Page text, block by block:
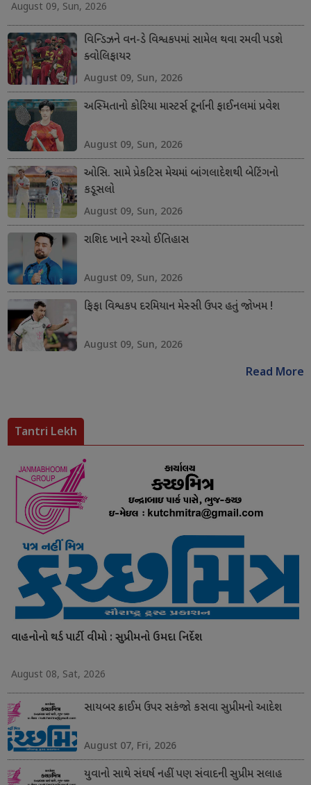
August 09, Sun, 2026
વિન્ડિઝને વન-ડે વિશ્વકપમાં સામેલ થવા રમવી પડશે
ક્વોલિફાયર
August 09, Sun, 2026
અસ્મિતાનો કોરિયા માસ્ટર્સ ટૂર્નાની ફાઈનલમાં પ્રવેશ
August 09, Sun, 2026
ઓસિ. સામે પ્રેકટિસ મેચમાં બાંગલાદેશથી બેટિંગનો
કડૂસલો
August 09, Sun, 2026
રાશિદ ખાને રચ્યો ઈતિહાસ
August 09, Sun, 2026
ફિફા વિશ્વકપ દરમિયાન મેસ્સી ઉપર હતું જોખમ !
August 09, Sun, 2026
Read More
Tantri Lekh
વાહનોનો થર્ડ પાર્ટી વીમો : સુપ્રીમનો ઉમદા નિર્દેશ
August 08, Sat, 2026
સાયબર ક્રાઈમ ઉપર સકંજો કસવા સુપ્રીમનો આદેશ
August 07, Fri, 2026
યુવાનો સાથે સંઘર્ષ નહીં પણ સંવાદની સુપ્રીમ સલાહ